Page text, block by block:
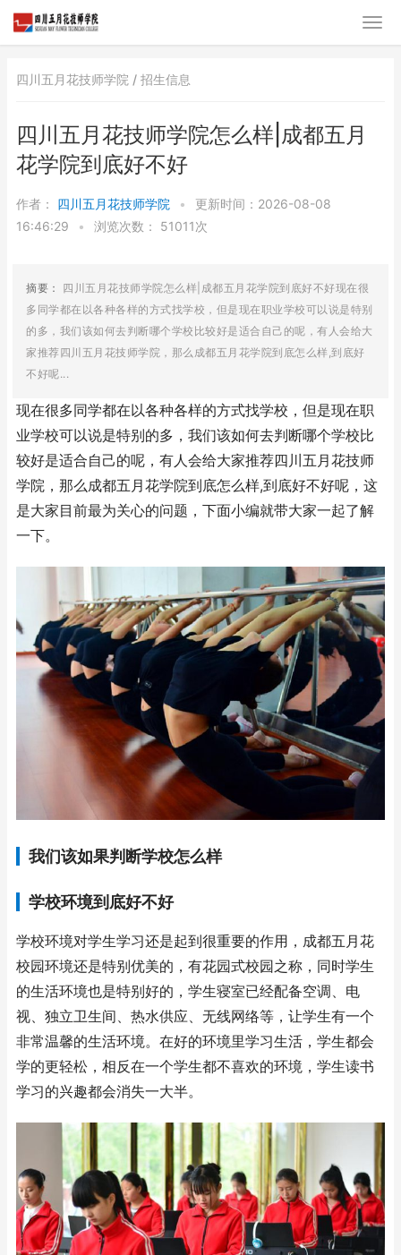
四川五月花技师学院 / 招生信息
四川五月花技师学院怎么样|成都五月
花学院到底好不好
作者： 四川五月花技师学院 •
更新时间：2026-08-08
16:46:29
• 浏览次数： 51011次
摘要： 四川五月花技师学院怎么样|成都五月花学院到底好不好现在很
多同学都在以各种各样的方式找学校，但是现在职业学校可以说是特别
的多，我们该如何去判断哪个学校比较好是适合自己的呢，有人会给大
家推荐四川五月花技师学院‍，那么成都五月花学院到底怎么样,到底好
不好呢...
现在很多同学都在以各种各样的方式找学校，但是现在职
业学校可以说是特别的多，我们该如何去判断哪个学校比
较好是适合自己的呢，有人会给大家推荐四川五月花技师
学院‍，那么成都五月花学院到底怎么样,到底好不好呢，这
是大家目前最为关心的问题，下面小编就带大家一起了解
一下。
我们该如果判断学校怎么样
学校环境到底好不好
学校环境对学生学习还是起到很重要的作用，成都五月花
校园环境还是特别优美的，有花园式校园之称，同时学生
的生活环境也是特别好的，学生寝室已经配备空调、电
视、独立卫生间、热水供应、无线网络等，让学生有一个
非常温馨的生活环境。在好的环境里学习生活，学生都会
学的更轻松，相反在一个学生都不喜欢的环境，学生读书
学习的兴趣都会消失一大半。